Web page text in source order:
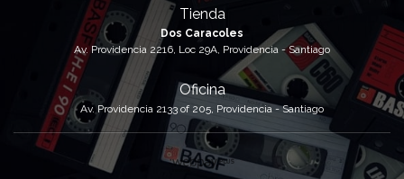
Tienda
Dos Caracoles
Av. Providencia 2216, Loc 29A, Providencia - Santiago
Oficina
Av. Providencia 2133 of 205, Providencia - Santiago